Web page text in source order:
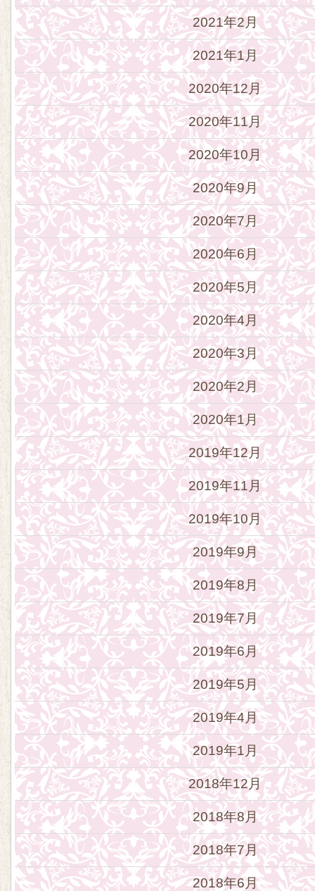
2021年2月
2021年1月
2020年12月
2020年11月
2020年10月
2020年9月
2020年7月
2020年6月
2020年5月
2020年4月
2020年3月
2020年2月
2020年1月
2019年12月
2019年11月
2019年10月
2019年9月
2019年8月
2019年7月
2019年6月
2019年5月
2019年4月
2019年1月
2018年12月
2018年8月
2018年7月
2018年6月